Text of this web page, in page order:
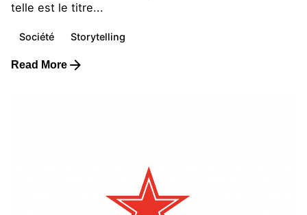
telle est le titre...
Société Storytelling
Read More